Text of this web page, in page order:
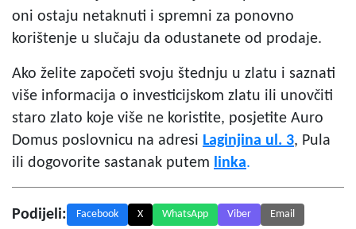
oni ostaju netaknuti i spremni za ponovno
korištenje u slučaju da odustanete od prodaje.
Ako želite započeti svoju štednju u zlatu i saznati
više informacija o investicijskom zlatu ili unovčiti
staro zlato koje više ne koristite, posjetite Auro
Domus poslovnicu na adresi Laginjina ul. 3, Pula
ili dogovorite sastanak putem linka.
Podijeli: Facebook X WhatsApp Viber Email